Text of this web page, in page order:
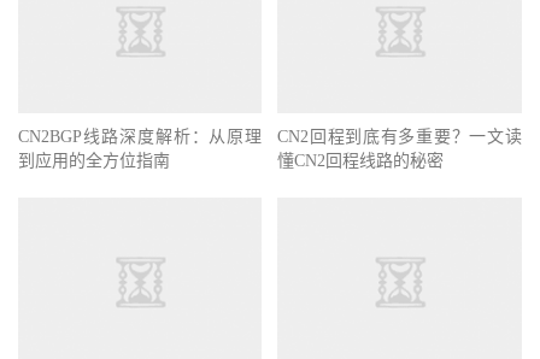
CN2BGP线路深度解析：从原理
到应用的全方位指南
CN2回程到底有多重要？一文读
懂CN2回程线路的秘密